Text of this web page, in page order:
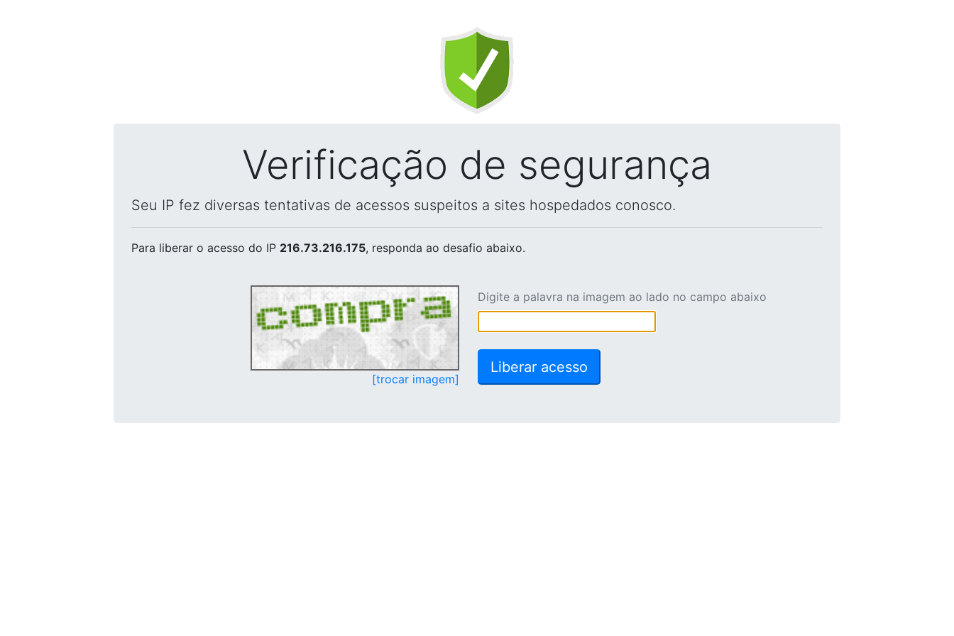
Verificação de segurança
Seu IP fez diversas tentativas de acessos suspeitos a sites hospedados conosco.
Para liberar o acesso do IP 216.73.216.175, responda ao desafio abaixo.
[trocar imagem]
Digite a palavra na imagem ao lado no campo abaixo